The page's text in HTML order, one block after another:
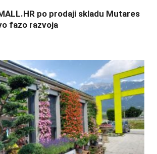
po prodaji skladu Mutares
fazo razvoja